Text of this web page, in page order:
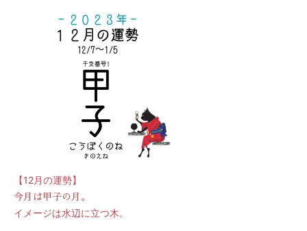
【12月の運勢】
今月は甲子の月。
イメージは水辺に立つ木。